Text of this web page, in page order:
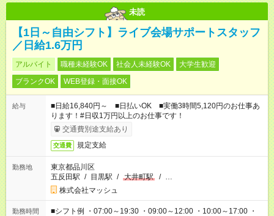
未読
【1日～自由シフト】ライブ会場サポートスタッフ
／日給1.6万円
アルバイト 職種未経験OK 社会人未経験OK
大学生歓迎
ブランクOK
WEB登録・面接OK
給与
■日給16,840円～ ■日払いOK ■実働3時間5,120円のお仕事あ
ります！#日収1万円以上のお仕事です！
交通費別途支給あり
交通費 規定支給
勤務地
東京都品川区
五反田駅 / 目黒駅 / 大井町駅 / …
株式会社マッシュ
勤務時間
■シフト例 ・07:00～19:30 ・09:00～12:00 ・10:00～17:00 ・